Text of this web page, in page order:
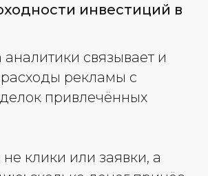
инвестиций в
аналитики связывает и
расходы рекламы с
привлечённых
клики или заявки, а